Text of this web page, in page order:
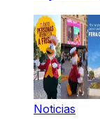
Noticias